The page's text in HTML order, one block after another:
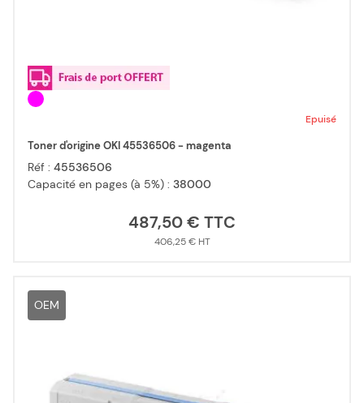
Epuisé
Toner d'origine OKI 45536506 - magenta
Réf : 45536506
Capacité en pages (à 5%) : 38000
487,50 €
406,25 €
OEM